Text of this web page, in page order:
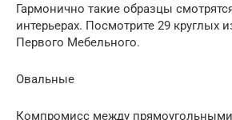
Гармонично такие образцы
интерьерах. Посмотрите 29 круглых
Первого Мебельного.
Овальные
Компромисс между